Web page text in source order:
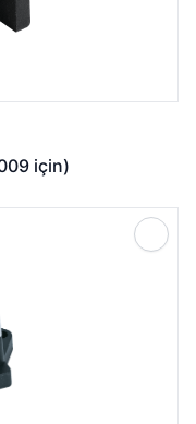
için)